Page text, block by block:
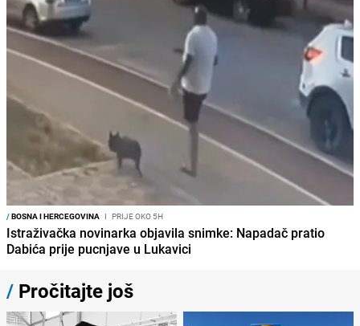
/BOSNA I HERCEGOVINA I PRIJE OKO 5H
Istraživačka novinarka objavila snimke: Napadač pratio
Dabića prije pucnjave u Lukavici
/ Pročitajte još